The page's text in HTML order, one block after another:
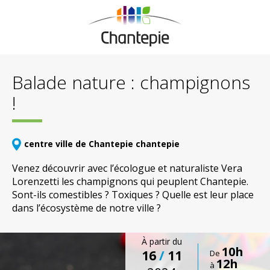
Balade nature : champignons
!
centre ville de Chantepie chantepie
Venez découvrir avec l’écologue et naturaliste Vera
Lorenzetti les champignons qui peuplent Chantepie.
Sont-ils comestibles ? Toxiques ? Quelle est leur place
dans l’écosystème de notre ville ?
À partir du
16/ 11
De 10h
à 12h